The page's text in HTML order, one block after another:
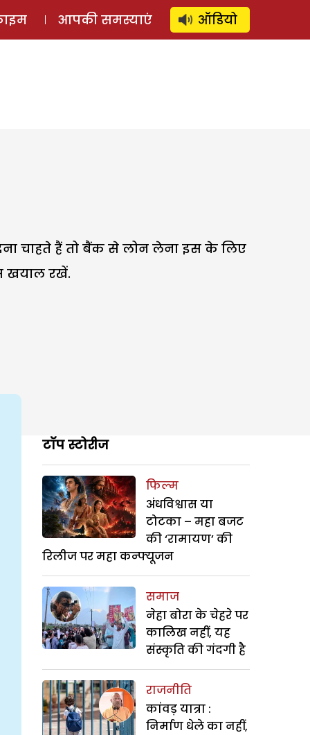
लॉग इन ⚲ SUBSCRIBE
आपकी समस्याएं ऑडियो
चाहते हैं तो बैंक से लोन लेना इस के लिए
खयाल रखें.
टॉप स्टोरीज
फिल्म
अंधविश्वास या
टोटका – महा बजट
की ‘रामायण’ की
रिलीज पर महा कन्फ्यूजन
समाज
नेहा बोरा के चेहरे पर
कालिख नहीं, यह
संस्कृति की गंदगी है
राजनीति
कांवड़ यात्रा :
निर्माण धेले का नहीं,